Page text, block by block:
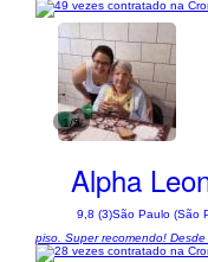
1/5
Alpha
9,8 (3)São Paulo (São
piso. Super recomendo!